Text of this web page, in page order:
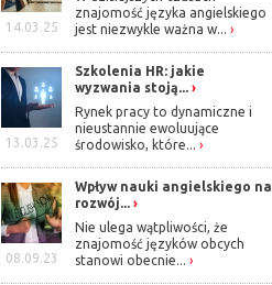
14.03.25
znajomość języka angielskiego
jest niezwykle ważna w...
13.03.25
Szkolenia HR: jakie
wyzwania stoją...
Rynek pracy to dynamiczne i
nieustannie ewoluujące
środowisko, które...
08.09.23
Wpływ nauki angielskiego na
rozwój...
Nie ulega wątpliwości, że
znajomość języków obcych
stanowi obecnie...